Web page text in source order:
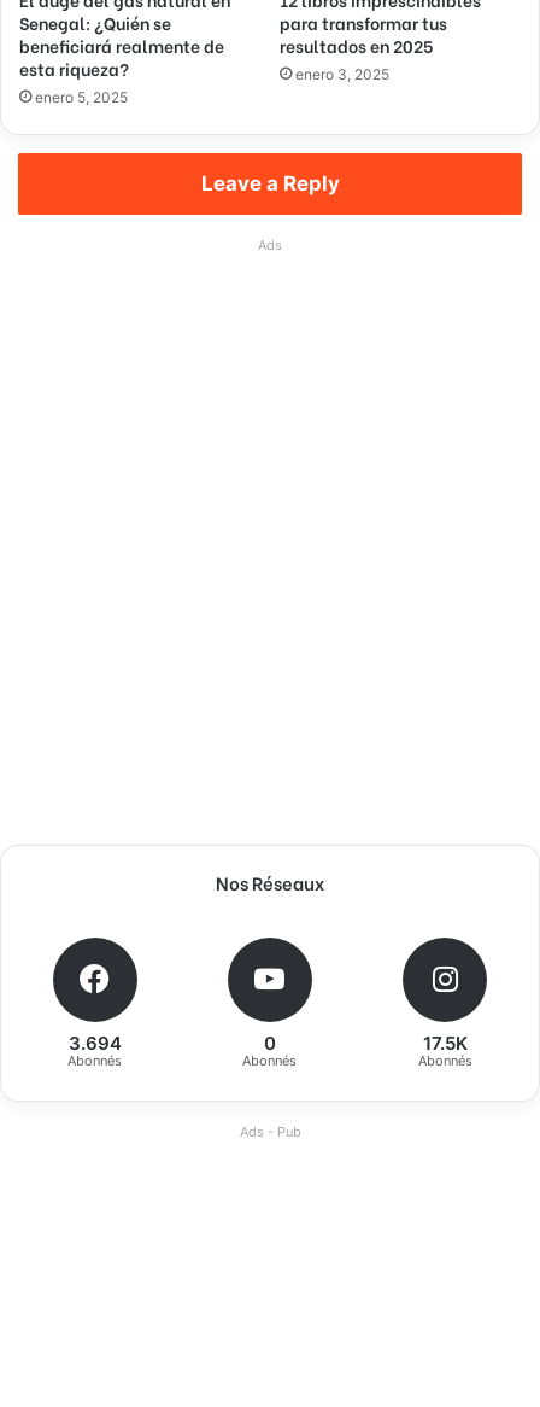
c
t
r
ó
i
Senegal: ¿Quién se
beneficiará realmente de
esta riqueza?
enero 5, 2025
para transformar tus
resultados en 2025
enero 3, 2025
Leave a Reply
Ads
Nos Réseaux
3.694
Abonnés
0
Abonnés
17.5K
Abonnés
Ads - Pub